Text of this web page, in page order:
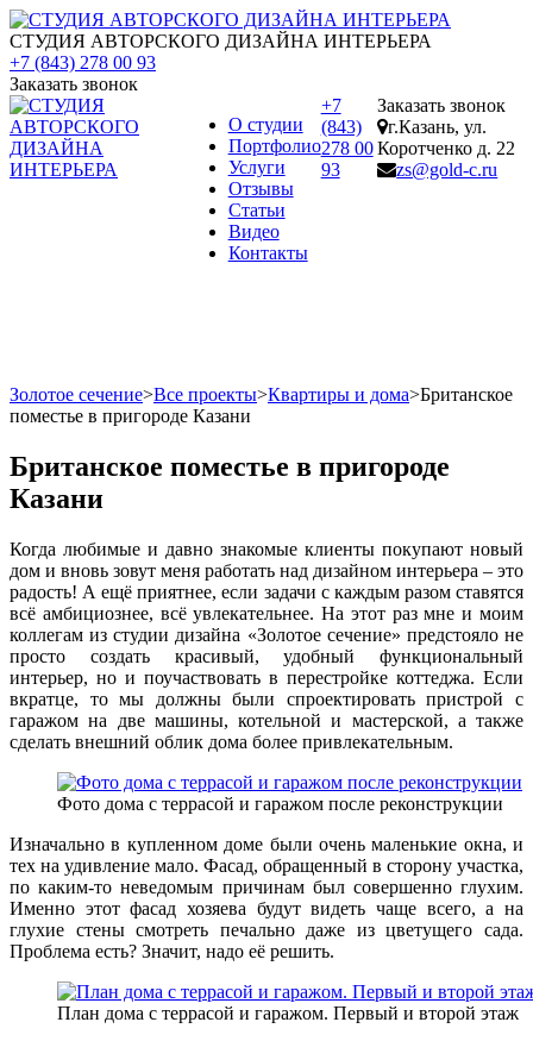
СТУДИЯ АВТОРСКОГО ДИЗАЙНА ИНТЕРЬЕРА
+7 (843) 278 00 93
Заказать звонок
О студии
Портфолио
Услуги
Отзывы
Статьи
Видео
Контакты
+7
(843)
278 00
93
Заказать звонок
г.Казань, ул.
Коротченко д. 22
zs@gold-c.ru
Золотое сечение>Все проекты>Квартиры и дома>Британское
поместье в пригороде Казани
Британское поместье в пригороде
Казани
Когда любимые и давно знакомые клиенты покупают новый
дом и вновь зовут меня работать над дизайном интерьера – это
радость! А ещё приятнее, если задачи с каждым разом ставятся
всё амбициознее, всё увлекательнее. На этот раз мне и моим
коллегам из студии дизайна «Золотое сечение» предстояло не
просто создать красивый, удобный функциональный
интерьер, но и поучаствовать в перестройке коттеджа. Если
вкратце, то мы должны были спроектировать пристрой с
гаражом на две машины, котельной и мастерской, а также
сделать внешний облик дома более привлекательным.
Фото дома с террасой и гаражом после реконструкции
Изначально в купленном доме были очень маленькие окна, и
тех на удивление мало. Фасад, обращенный в сторону участка,
по каким-то неведомым причинам был совершенно глухим.
Именно этот фасад хозяева будут видеть чаще всего, а на
глухие стены смотреть печально даже из цветущего сада.
Проблема есть? Значит, надо её решить.
План дома с террасой и гаражом. Первый и второй этаж